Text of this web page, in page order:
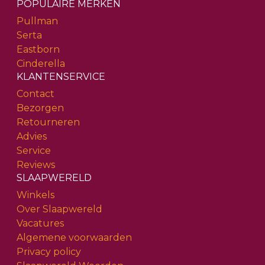
POPULAIRE MERKEN
Pullman
Serta
Eastborn
Cinderella
KLANTENSERVICE
Contact
Bezorgen
Retourneren
Advies
Service
Reviews
SLAAPWERELD
Winkels
Over Slaapwereld
Vacatures
Algemene voorwaarden
Privacy policy